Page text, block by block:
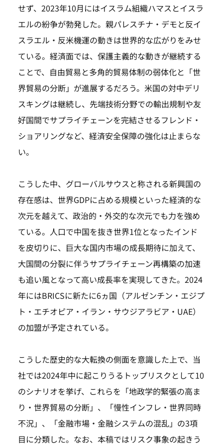
せず、2023年10月にはイスラム組織ハマスとイスラ
エルの紛争が勃発した。親パレスチナ・デモと反イ
スラエル・反米機運の動きは世界的な広がりをみせ
ている。経済面では、保護主義的な動きが継続する
ことで、自由貿易と多角的貿易体制の弱体化と「世
界貿易の分断」が進展するだろう。米国の対中デリ
スキングは継続し、先端技術分野での輸出規制や友
好国間でサプライチェーンを完結させるフレンド・
ショアリングなど、経済安全保障の強化は止まらな
い。
こうした中、グローバルサウスと称される新興国の
存在感は、世界GDPに占める規模といった経済的な
次元を越えて、政治的・外交的な次元でも力を強め
ている。人口で中国を抜き世界1位となったインド
を皮切りに、巨大な国内市場の成長期待に加えて、
大国間の分裂に伴うサプライチェーン再構築の加速
も追い風となって高い成長率を実現してきた。2024
年にはBRICSに新たに6ヵ国（アルゼンチン・エジプ
ト・エチオピア・イラン・サウジアラビア・UAE）
の加盟が予定されている。
こうした歴史的な大転換の側面を意識した上で、当
社では2024年中に起こりうるトップリスクとして10
のシナリオを挙げ、これらを「地政学的緊張の高ま
り・世界貿易の分断」、「慢性インフレ・世界同時
不況」、「金融市場・金融システムの混乱」の3項
目に分類した。なお、本稿ではリスク事象の起きう